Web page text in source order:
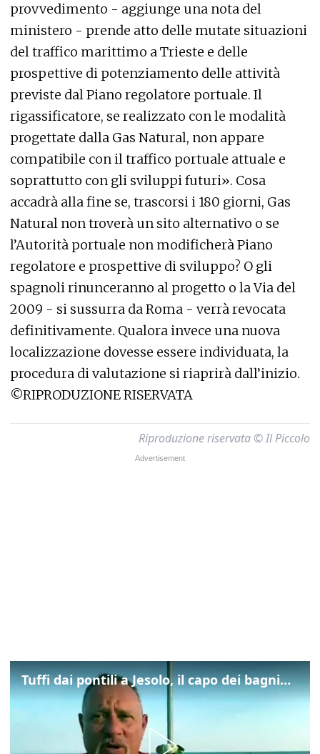
provvedimento - aggiunge una nota del
ministero - prende atto delle mutate situazioni
del traffico marittimo a Trieste e delle
prospettive di potenziamento delle attività
previste dal Piano regolatore portuale. Il
rigassificatore, se realizzato con le modalità
progettate dalla Gas Natural, non appare
compatibile con il traffico portuale attuale e
soprattutto con gli sviluppi futuri». Cosa
accadrà alla fine se, trascorsi i 180 giorni, Gas
Natural non troverà un sito alternativo o se
l’Autorità portuale non modificherà Piano
regolatore e prospettive di sviluppo? O gli
spagnoli rinunceranno al progetto o la Via del
2009 - si sussurra da Roma - verrà revocata
definitivamente. Qualora invece una nuova
localizzazione dovesse essere individuata, la
procedura di valutazione si riaprirà dall’inizio.
©RIPRODUZIONE RISERVATA
Riproduzione riservata © Il Piccolo
Tuffi dai pontili a Jesolo, il capo dei bagnini: "L'impegno di tutti per evitare altre tragedie"